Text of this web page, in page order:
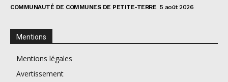
COMMUNAUTÉ DE COMMUNES DE PETITE-TERRE 5 août 2026
Mentions
Mentions légales
Avertissement